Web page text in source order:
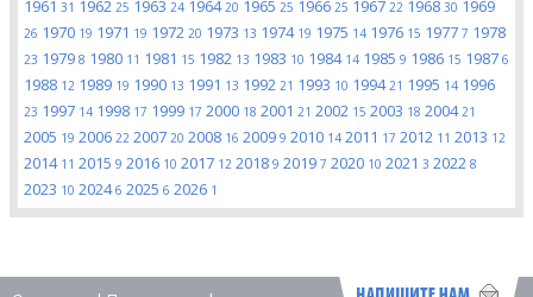
1961 31 1962 25 1963 24 196420 1965 25 1966 25 1967 22 1968 30 1969
26 1970 19 1971 19 1972 20 1973 13 1974 19 1975 14 1976 15 1977 7 1978
23 1979 8 1980 11 1981 15 1982 13 1983 10 1984 14 1985 9 1986 15 1987 6
1988 12 1989 19 1990 13 1991 13 1992 21 1993 10 199421 1995 14 1996
23 1997 14 1998 17 1999 17 2000 18 2001 21 2002 15 2003 18 200421
2005 19 2006 22 2007 20 2008 16 2009 9 2010 14 2011 17 2012 11 2013 12
2014 11 2015 9 2016 10 2017 12 2018 9 2019 7 2020 10 2021 3 2022 8
2023 10 20246 2025 6 2026 1